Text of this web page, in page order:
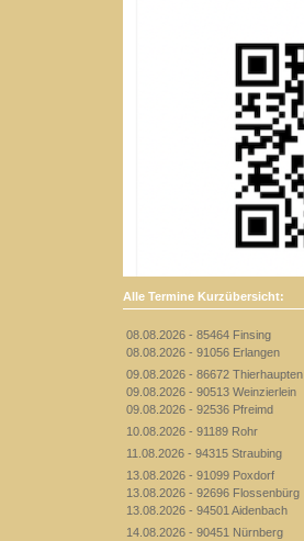
Alle Termine Kurzübersicht:
08.08.2026 - 85464 Finsing
08.08.2026 - 91056 Erlangen
09.08.2026 - 86672 Thierhaupten
09.08.2026 - 90513 Weinzierlein
09.08.2026 - 92536 Pfreimd
10.08.2026 - 91189 Rohr
11.08.2026 - 94315 Straubing
13.08.2026 - 91099 Poxdorf
13.08.2026 - 92696 Flossenbürg
13.08.2026 - 94501 Aidenbach
14.08.2026 - 90451 Nürnberg